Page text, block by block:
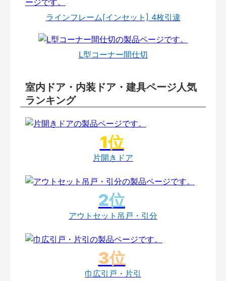
ラインフレーム[インセット] 4枚引違
L型コーナー間仕切
室内ドア・内装ドア・建具ページ人気
ランキング
片開きドア
アウトセット吊戸・引分
巾広引戸・片引